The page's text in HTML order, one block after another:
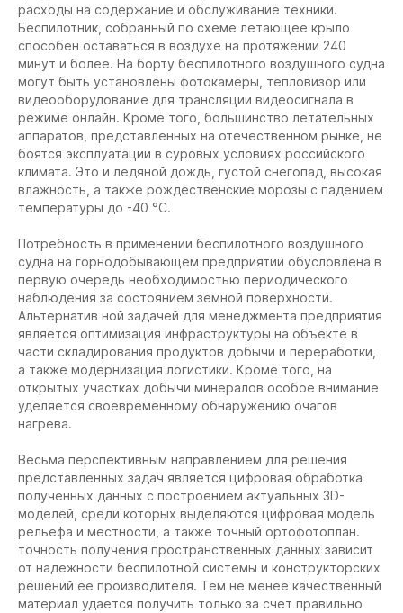
расходы на содержание и обслуживание техники.
Беспилотник, собранный по схеме летающее крыло
способен оставаться в воздухе на протяжении 240
минут и более. На борту беспилотного воздушного судна
могут быть установлены фотокамеры, тепловизор или
видеооборудование для трансляции видеосигнала в
режиме онлайн. Кроме того, большинство летательных
аппаратов, представленных на отечественном рынке, не
боятся эксплуатации в суровых условиях российского
климата. Это и ледяной дождь, густой снегопад, высокая
влажность, а также рождественские морозы с падением
температуры до -40 °С.
Потребность в применении беспилотного воздушного
судна на горнодобывающем предприятии обусловлена в
первую очередь необходимостью периодического
наблюдения за состоянием земной поверхности.
Альтернатив ной задачей для менеджмента предприятия
является оптимизация инфраструктуры на объекте в
части складирования продуктов добычи и переработки,
а также модернизация логистики. Кроме того, на
открытых участках добычи минералов особое внимание
уделяется своевременному обнаружению очагов
нагрева.
Весьма перспективным направлением для решения
представленных задач является цифровая обработка
полученных данных с построением актуальных 3D-
моделей, среди которых выделяются цифровая модель
рельефа и местности, а также точный ортофотоплан.
точность получения пространственных данных зависит
от надежности беспилотной системы и конструкторских
решений ее производителя. Тем не менее качественный
материал удается получить только за счет правильно